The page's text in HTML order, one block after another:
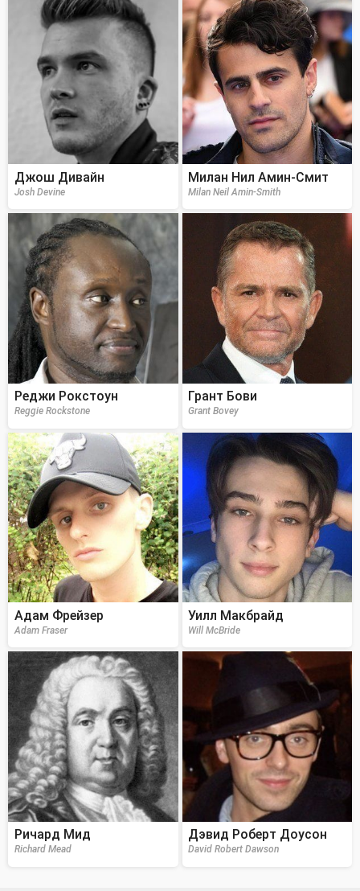
Джош Дивайн
Josh Devine
Милан Нил Амин-Смит
Milan Neil Amin-Smith
Реджи Рокстоун
Reggie Rockstone
Грант Бови
Grant Bovey
Адам Фрейзер
Adam Fraser
Уилл Макбрайд
Will McBride
Ричард Мид
Richard Mead
Дэвид Роберт Доусон
David Robert Dawson